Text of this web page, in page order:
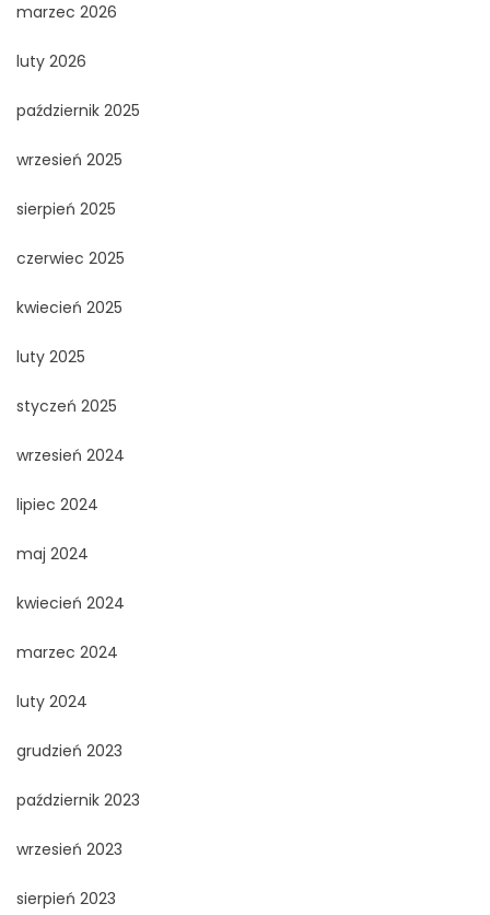
marzec 2026
luty 2026
październik 2025
wrzesień 2025
sierpień 2025
czerwiec 2025
kwiecień 2025
luty 2025
styczeń 2025
wrzesień 2024
lipiec 2024
maj 2024
kwiecień 2024
marzec 2024
luty 2024
grudzień 2023
październik 2023
wrzesień 2023
sierpień 2023